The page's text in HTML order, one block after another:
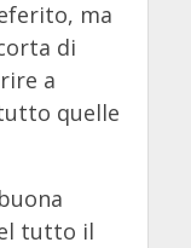
ma
di
a
quelle
tutto il